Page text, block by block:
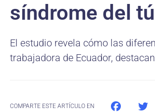
síndrome del
El estudio revela cómo las
trabajadora de Ecuador,
COMPARTE ESTE ARTÍCULO EN